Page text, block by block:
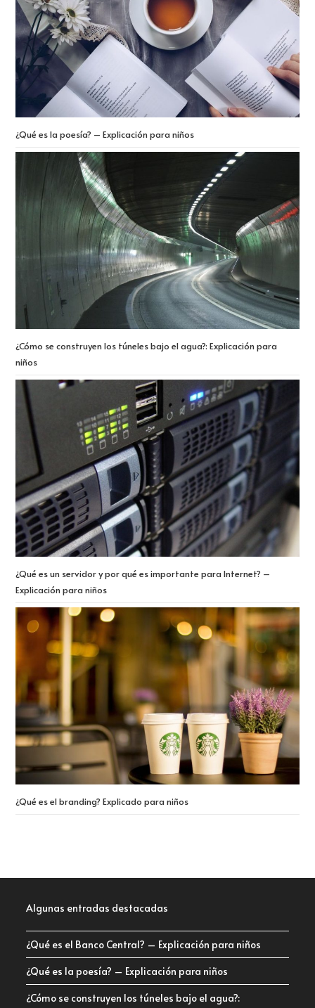
¿Qué es la poesía? – Explicación para niños
¿Cómo se construyen los túneles bajo el agua?: Explicación para
niños
¿Qué es un servidor y por qué es importante para Internet? –
Explicación para niños
¿Qué es el branding? Explicado para niños
Algunas entradas destacadas
¿Qué es el Banco Central? – Explicación para niños
¿Qué es la poesía? – Explicación para niños
¿Cómo se construyen los túneles bajo el agua?: